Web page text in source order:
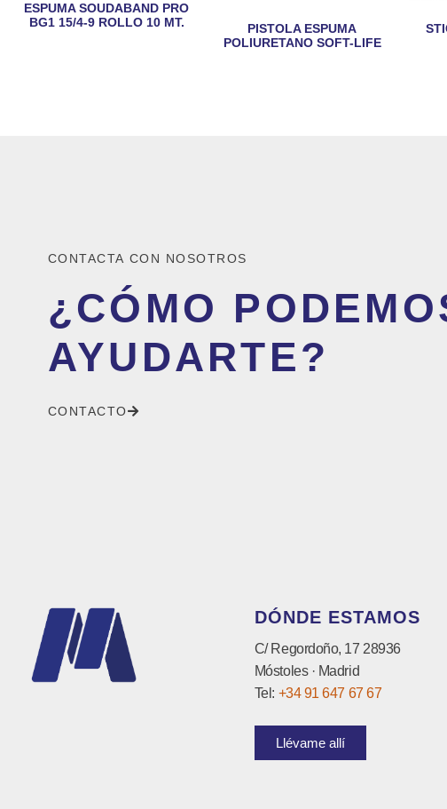
ESPUMA SOUDABAND PRO
BG1 15/4-9 ROLLO 10 MT.
PISTOLA ESPUMA
POLIURETANO SOFT-LIFE
CONTACTA CON NOSOTROS
¿CÓMO
AYUDARTE?
CONTACTO
DÓNDE ESTAMOS
C/ Regordoño, 17 28936
Móstoles · Madrid
Tel: +34 91 647 67 67
Llévame allí